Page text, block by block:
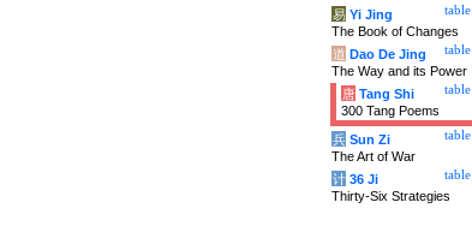
table
易 Yi Jing
The Book of Changes
table
道 Dao De Jing
The Way and its Power
table
唐 Tang Shi
300 Tang Poems
table
兵 Sun Zi
The Art of War
table
计 36 Ji
Thirty-Six Strategies